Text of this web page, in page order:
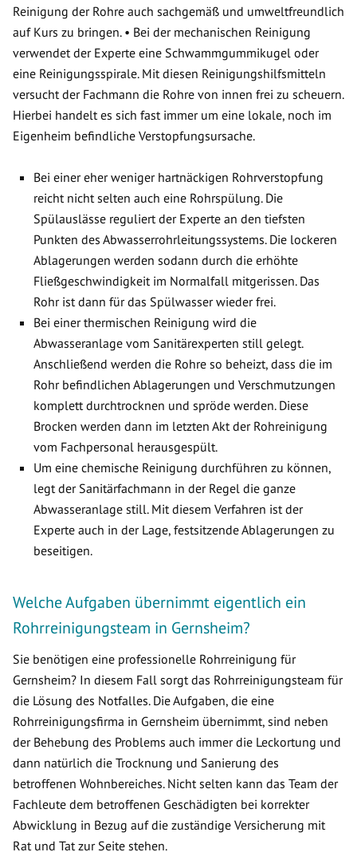
Reinigung der Rohre auch sachgemäß und umweltfreundlich
auf Kurs zu bringen. • Bei der mechanischen Reinigung
verwendet der Experte eine Schwammgummikugel oder
eine Reinigungsspirale. Mit diesen Reinigungshilfsmitteln
versucht der Fachmann die Rohre von innen frei zu scheuern.
Hierbei handelt es sich fast immer um eine lokale, noch im
Eigenheim befindliche Verstopfungsursache.
Bei einer eher weniger hartnäckigen Rohrverstopfung
reicht nicht selten auch eine Rohrspülung. Die
Spülauslässe reguliert der Experte an den tiefsten
Punkten des Abwasserrohrleitungssystems. Die lockeren
Ablagerungen werden sodann durch die erhöhte
Fließgeschwindigkeit im Normalfall mitgerissen. Das
Rohr ist dann für das Spülwasser wieder frei.
Bei einer thermischen Reinigung wird die
Abwasseranlage vom Sanitärexperten still gelegt.
Anschließend werden die Rohre so beheizt, dass die im
Rohr befindlichen Ablagerungen und Verschmutzungen
komplett durchtrocknen und spröde werden. Diese
Brocken werden dann im letzten Akt der Rohreinigung
vom Fachpersonal herausgespült.
Um eine chemische Reinigung durchführen zu können,
legt der Sanitärfachmann in der Regel die ganze
Abwasseranlage still. Mit diesem Verfahren ist der
Experte auch in der Lage, festsitzende Ablagerungen zu
beseitigen.
Welche Aufgaben übernimmt eigentlich ein
Rohrreinigungsteam in Gernsheim?
Sie benötigen eine professionelle Rohrreinigung für
Gernsheim? In diesem Fall sorgt das Rohrreinigungsteam für
die Lösung des Notfalles. Die Aufgaben, die eine
Rohrreinigungsfirma in Gernsheim übernimmt, sind neben
der Behebung des Problems auch immer die Leckortung und
dann natürlich die Trocknung und Sanierung des
betroffenen Wohnbereiches. Nicht selten kann das Team der
Fachleute dem betroffenen Geschädigten bei korrekter
Abwicklung in Bezug auf die zuständige Versicherung mit
Rat und Tat zur Seite stehen.